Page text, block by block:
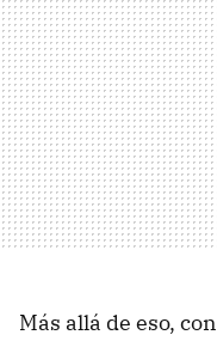
Más allá de eso, con